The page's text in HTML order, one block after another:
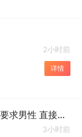
2小时前
详情
仓库物料员(白班包饭交五险）要求男性 直接电联
3小时前